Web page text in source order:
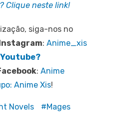
Clique neste link!
siga-nos no
Instagram: Anime_xis
: Anime
Anime Xis!
Novels
Mages